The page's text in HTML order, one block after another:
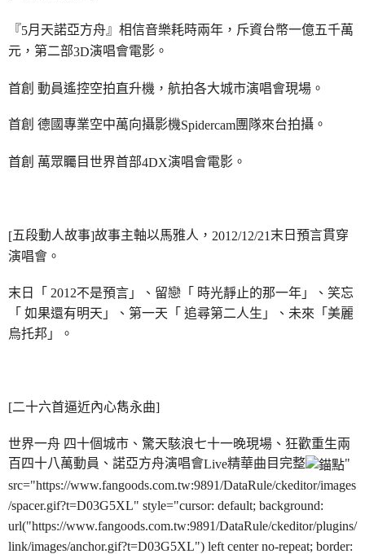
宅配
每筆NT$85，滿NT$1,000(含以上)免運費
海外地區配送 查看運費
『5月天諾亞方舟』相信音樂耗時兩年，斥資台幣一億五千萬
元，第二部3D演唱會電影。
首創 動員遙控空拍直升機，航拍各大城市演唱會現場。
首創 德國專業空中萬向攝影機Spidercam團隊來台拍攝。
首創 萬眾矚目世界首部4DX演唱會電影。
[五段動人故事]故事主軸以馬雅人， 2012/12/21 末日預言貫穿
演唱會。
末日「 2012不是預言」、留戀「 時光靜止的那一年」、笑忘
「 如果還有明天」、第一天「 追尋第二人生」、未來「美麗
烏托邦」。
[二十六首逼近內心雋永曲]
世界一舟 四十個城市、驚天駭浪七十一晚現場、狂歡重生兩
百四十八萬動員、諾亞方舟演唱會Live精華曲目完整
"
src="https://www.fangoods.com.tw:9891/DataRule/ckeditor/images
/spacer.gif?t=D03G5XL" style="cursor: default; background:
url("https://www.fangoods.com.tw:9891/DataRule/ckeditor/plugins/
link/images/anchor.gif?t=D03G5XL") left center no-repeat; border: